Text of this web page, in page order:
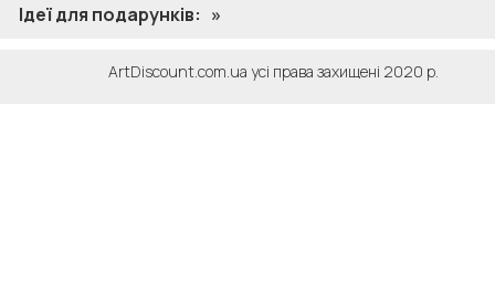
20 символів мінімум. Акцент на продукті та ваш досвід
Ідеї ​​для подарунків: »
ArtDiscount.com.ua усі права захищені 2020 р.